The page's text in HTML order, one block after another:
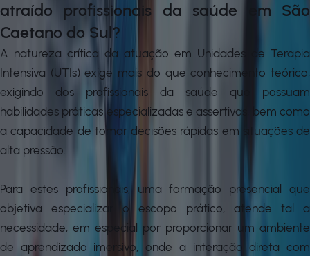
atraído profissionais da saúde em São
Caetano do Sul?
A natureza crítica da atuação em Unidades de Terapia
Intensiva (UTIs) exige mais do que conhecimento teórico,
exigindo dos profissionais da saúde que possuam
habilidades práticas especializadas e assertivas, bem como
a capacidade de tomar decisões rápidas em situações de
alta pressão.
Para estes profissionais, uma formação presencial que
objetiva especializar o escopo prático, atende tal a
necessidade, em especial por proporcionar um ambiente
de aprendizado imersivo, onde a interação direta com